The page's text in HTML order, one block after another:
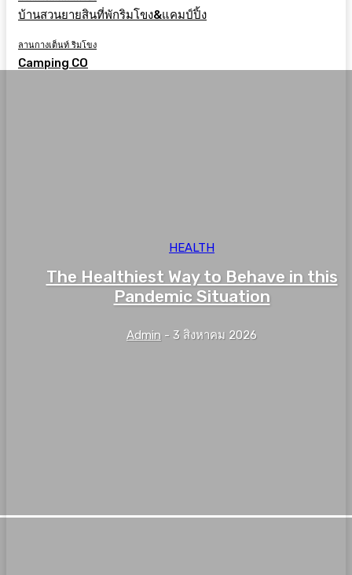
บ้านสวนยายสินที่พักริมโขง&แคมป์ปิ้ง
ลานกางเต็นท์ ริมโขง
Camping CO
HEALTH
The Healthiest Way to Behave in this
Pandemic Situation
Admin - 3 สิงหาคม 2026